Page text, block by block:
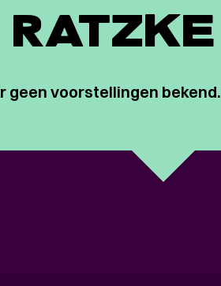
geen voorstellingen bekend.